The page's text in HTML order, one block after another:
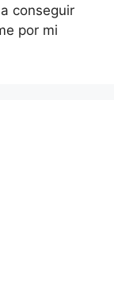
conseguir
por mi